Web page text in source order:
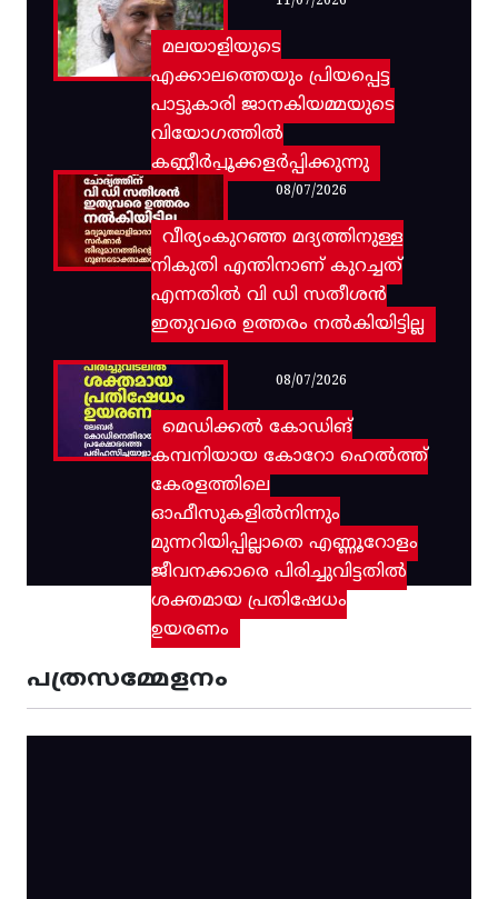
മലയാളിയുടെ
എക്കാലത്തെയും പ്രിയപ്പെട്ട
പാട്ടുകാരി ജാനകിയമ്മയുടെ
വിയോഗത്തിൽ
കണ്ണീർപ്പൂക്കളർപ്പിക്കുന്നു
വീര്യംകുറഞ്ഞ മദ്യത്തിനുള്ള
നികുതി എന്തിനാണ് കുറച്ചത്
എന്നതിൽ വി ഡി സതീശൻ
ഇതുവരെ ഉത്തരം നൽകിയിട്ടില്ല
08/07/2026
മെഡിക്കൽ കോഡിങ്
കമ്പനിയായ കോറോ ഹെൽത്ത്
കേരളത്തിലെ
ഓഫീസുകളിൽനിന്നും
മുന്നറിയിപ്പില്ലാതെ എണ്ണൂറോളം
ജീവനക്കാരെ പിരിച്ചുവിട്ടതിൽ‌
ശക്തമായ പ്രതിഷേധം
ഉയരണം
08/07/2026
പത്രസമ്മേളനം